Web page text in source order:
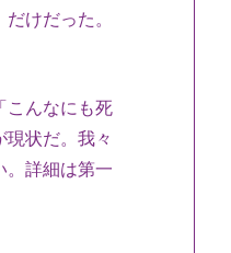
けだった。
こんなにも死
状だ。我々
。詳細は第一